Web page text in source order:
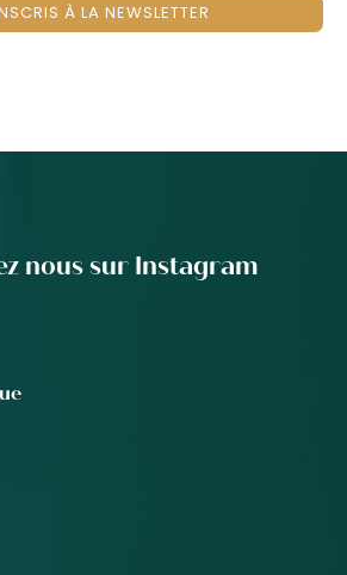
À LA NEWSLETTER
nous sur Instagram